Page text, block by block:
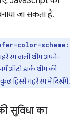
जा सकता है.
color-scheme:
रंग वाली थीम अपने-
ऑटो डार्क थीम की
हिस्से गहरे रंग में दिखेंगे.
सुविधा का